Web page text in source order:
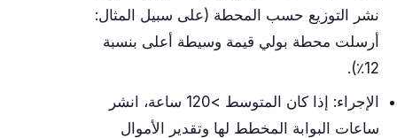
نشر التوزيع حسب المحطة (على سبيل المثال:
أرسلت محطة بولي قيمة وسيطة أعلى بنسبة
12٪).
الإجراء: إذا كان المتوسط ​​>120 ساعة، انشر
ساعات البوابة المخطط لها وتقدير الأموال